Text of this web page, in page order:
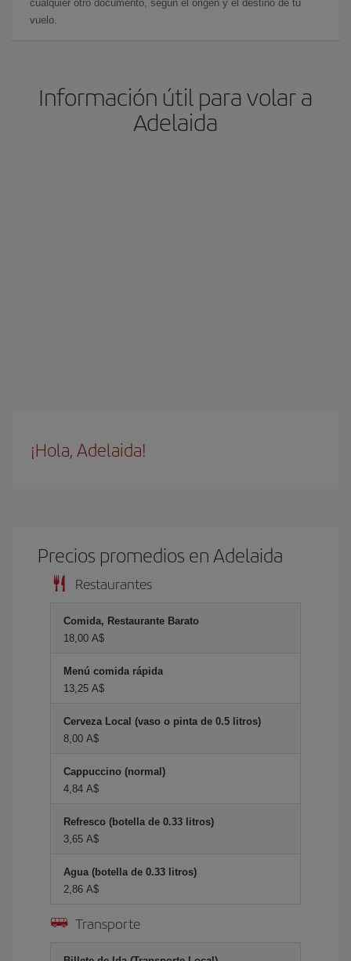
cualquier otro documento, según el origen y el destino de tu
vuelo.
Información útil para volar a
Adelaida
¡Hola, Adelaida!
Precios promedios en Adelaida
Restaurantes
Comida, Restaurante Barato
18,00 A$
Menú comida rápida
13,25 A$
Cerveza Local (vaso o pinta de 0.5 litros)
8,00 A$
Cappuccino (normal)
4,84 A$
Refresco (botella de 0.33 litros)
3,65 A$
Agua (botella de 0.33 litros)
2,86 A$
Transporte